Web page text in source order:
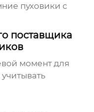
пуховики с
поставщика
момент для